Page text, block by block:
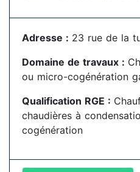
Adresse : 23 rue de la
Domaine de travaux :
ou micro-cogénération
Qualification RGE :
chaudières à
cogénération